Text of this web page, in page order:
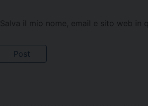
Salva il mio nome, email e sito web in